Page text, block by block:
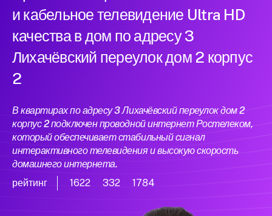
и кабельное телевидение Ultra HD
качества в дом по адресу 3
Лихачёвский переулок дом 2 корпус
2
В квартирах по адресу 3 Лихачёвский переулок дом 2
корпус 2 подключен проводной интернет Ростелеком,
который обеспечивает стабильный сигнал
интерактивного телевидения и высокую скорость
домашнего интернета.
рейтинг
1622 332 1784